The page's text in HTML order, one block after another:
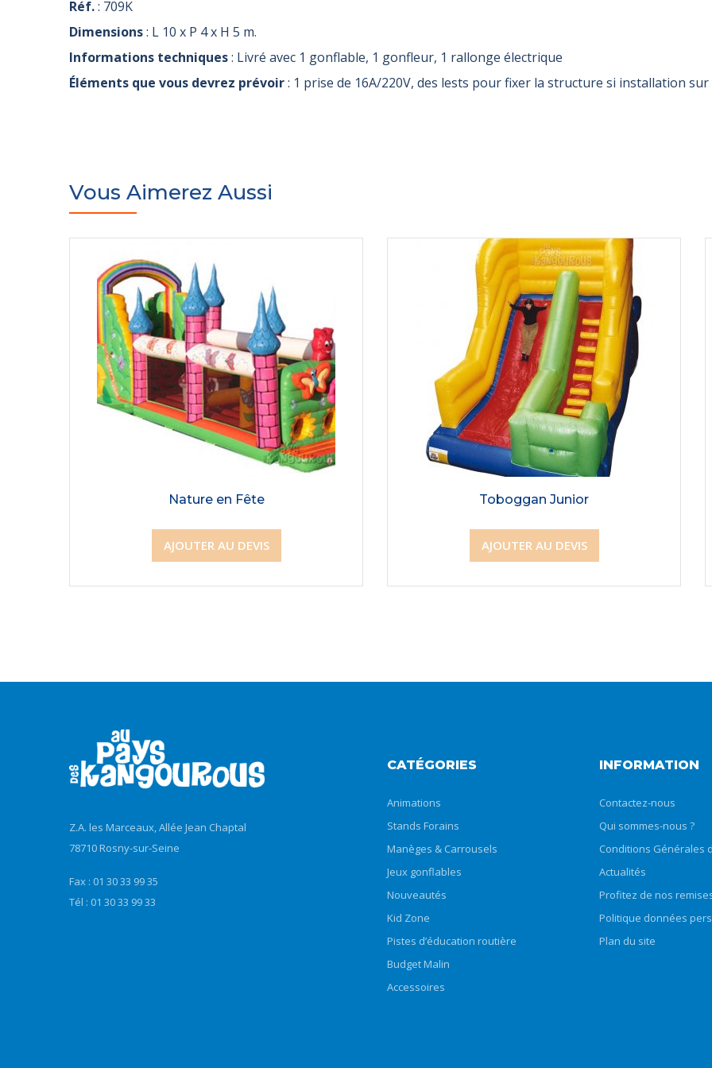
Réf.: 709K
Dimensions: L 10 x P 4 x H 5 m.
Informations techniques: Livré avec 1 gonflable, 1 gonfleur, 1 rallonge électrique
Éléments que vous devrez prévoir: 1 prise de 16A/220V, des lests pour fixer la structure si installation
Vous Aimerez Aussi
Nature en Fête
AJOUTER AU DEVIS
Toboggan Junior
AJOUTER AU DEVIS
Z.A. les Marceaux, Allée Jean Chaptal
78710 Rosny-sur-Seine
Fax : 01 30 33 99 35
Tél : 01 30 33 99 33
CATÉGORIES
Animations
Stands Forains
Manèges & Carrousels
Jeux gonflables
Nouveautés
Kid Zone
Pistes d’éducation routière
Budget Malin
Accessoires
INFORMATION
Contactez-nous
Qui sommes-nous ?
Conditions Générales
Actualités
Profitez de nos
Politique données
Plan du site